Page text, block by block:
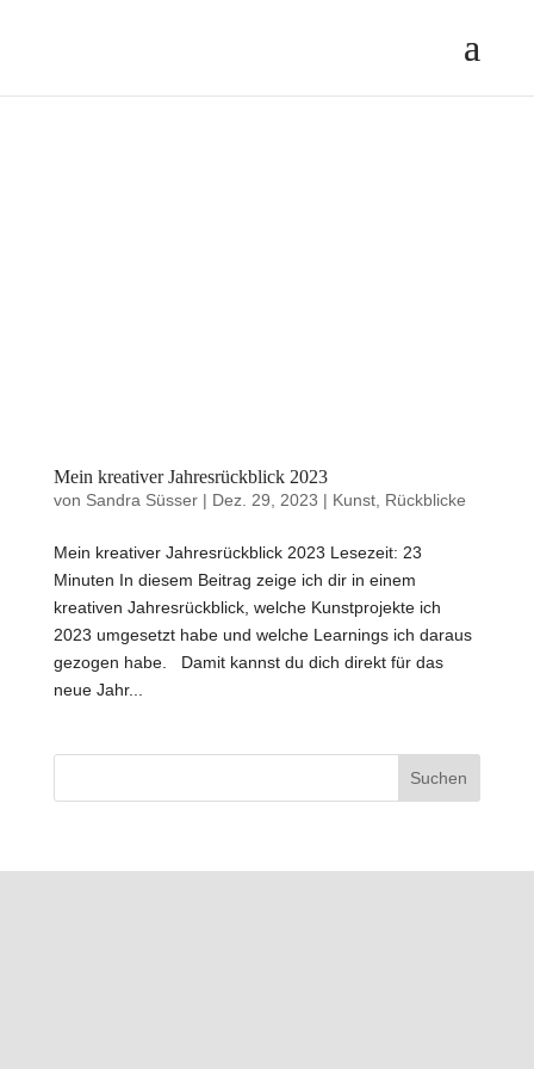
Mein kreativer Jahresrückblick 2023
von Sandra Süsser| Dez. 29, 2023 | Kunst, Rückblicke
Mein kreativer Jahresrückblick 2023 Lesezeit: 23
Minuten In diesem Beitrag zeige ich dir in einem
kreativen Jahresrückblick, welche Kunstprojekte ich
2023 umgesetzt habe und welche Learnings ich daraus
gezogen habe. Damit kannst du dich direkt für das
neue Jahr...